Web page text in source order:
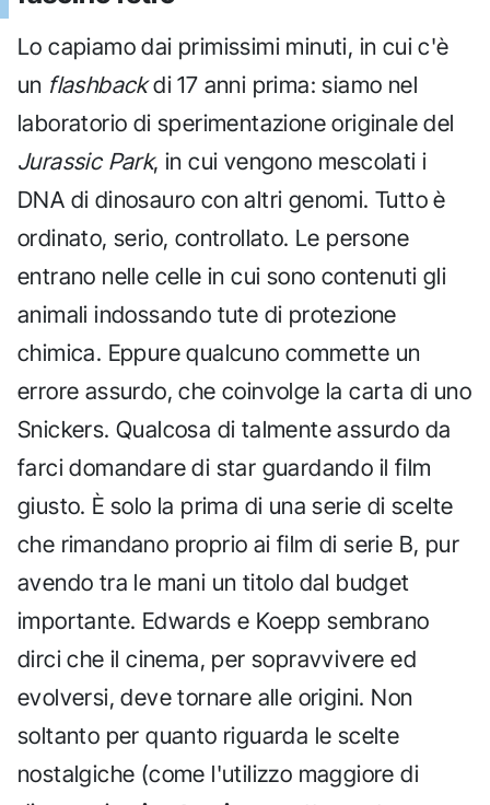
Lo capiamo dai primissimi minuti, in cui c'è
un flashbackdi 17 anni prima: siamo nel
laboratorio di sperimentazione originale del
Jurassic Park, in cui vengono mescolati i
DNA di dinosauro con altri genomi. Tutto è
ordinato, serio, controllato. Le persone
entrano nelle celle in cui sono contenuti gli
animali indossando tute di protezione
chimica. Eppure qualcuno commette un
errore assurdo, che coinvolge la carta di uno
Snickers. Qualcosa di talmente assurdo da
farci domandare di star guardando il film
giusto. È solo la prima di una serie di scelte
che rimandano proprio ai film di serie B, pur
avendo tra le mani un titolo dal budget
importante. Edwards e Koepp sembrano
dirci che il cinema, per sopravvivere ed
evolversi, deve tornare alle origini. Non
soltanto per quanto riguarda le scelte
nostalgiche (come l'utilizzo maggiore di